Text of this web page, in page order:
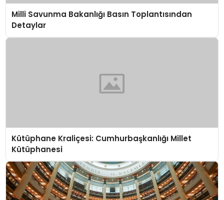
Milli Savunma Bakanlığı Basın Toplantısından
Detaylar
Kütüphane Kraliçesi: Cumhurbaşkanlığı Millet
Kütüphanesi